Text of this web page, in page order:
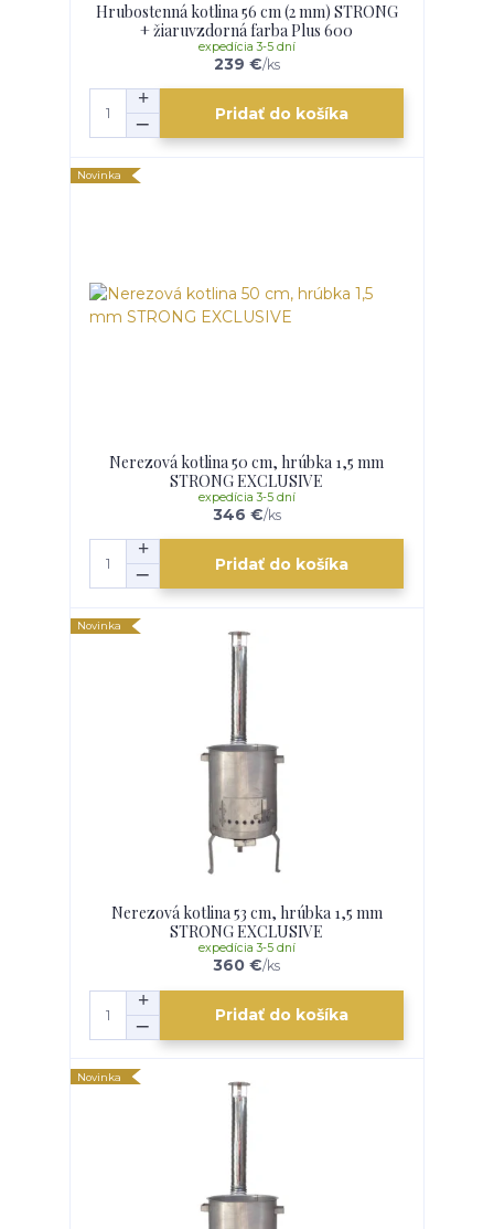
Hrubostenná kotlina 56 cm (2 mm) STRONG
+ žiaruvzdorná farba Plus 600
239 €/ks
expedícia 3-5 dní
Pridať do košíka
Novinka
Nerezová kotlina 50 cm, hrúbka 1,5 mm
STRONG EXCLUSIVE
346 €/ks
expedícia 3-5 dní
Pridať do košíka
Novinka
Nerezová kotlina 53 cm, hrúbka 1,5 mm
STRONG EXCLUSIVE
360 €/ks
expedícia 3-5 dní
Pridať do košíka
Novinka